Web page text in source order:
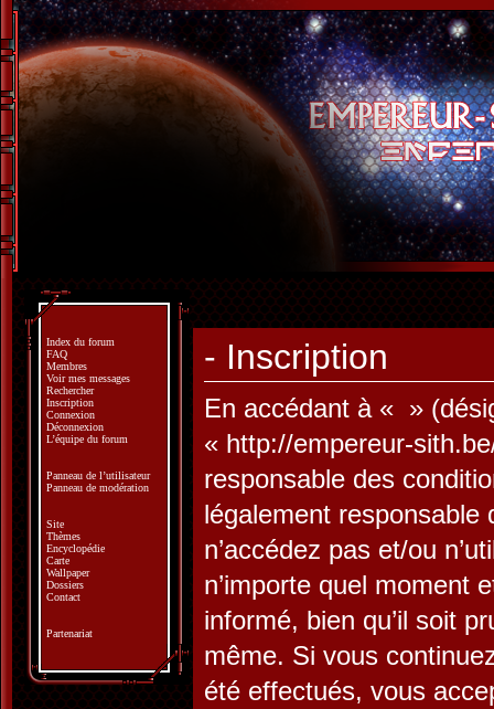
- Inscription
En accédant à « »
« http://empereur-
responsable des
légalement responsable
n’accédez pas et/ou
n’importe quel moment
informé, bien qu’il soit
même. Si vous
été effectués, vous
Index du forum
FAQ
Membres
Voir mes messages
Rechercher
Inscription
Connexion
Déconnexion
L’équipe du forum
Panneau de l’utilisateur
Panneau de modération
Site
Thèmes
Encyclopédie
Carte
Wallpaper
Dossiers
Contact
Partenariat